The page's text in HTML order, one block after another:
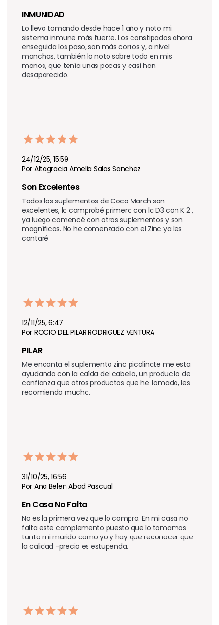
INMUNIDAD
Lo llevo tomando desde hace 1 año y noto mi
sistema inmune más fuerte. Los constipados ahora
enseguida los paso, son más cortos y, a nivel
manchas, también lo noto sobre todo en mis
manos, que tenía unas pocas y casi han
desaparecido.
24/12/25, 15:59
Por Altagracia Amelia Salas Sanchez
Son Excelentes
Todos los suplementos de Coco March son
excelentes, lo comprobé primero con la D3 con K 2 ,
ya luego comencé con otros suplementos y son
magníficos. No he comenzado con el Zinc ya les
contaré
12/11/25, 6:47
Por ROCIO DEL PILAR RODRIGUEZ VENTURA
PILAR
Me encanta el suplemento zinc picolinate me esta
ayudando con la caída del cabello, un producto de
confianza que otros productos que he tomado, les
recomiendo mucho.
31/10/25, 16:56
Por Ana Belen Abad Pascual
En Casa No Falta
No es la primera vez que lo compro. En mi casa no
falta este complemento puesto que lo tomamos
tanto mi marido como yo y hay que reconocer que
la calidad -precio es estupenda.